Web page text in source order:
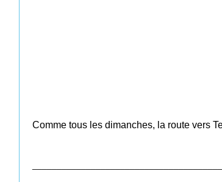
Comme tous les dimanches, la route vers